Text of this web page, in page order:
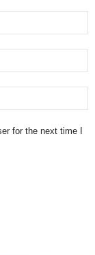
for the next time I